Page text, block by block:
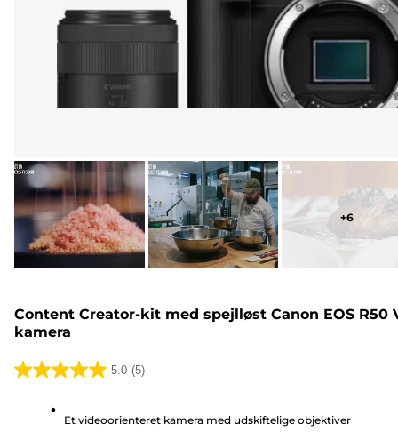
+6
Content Creator-kit med spejlløst Canon EOS R50
kamera
5.0 (5)
5.0
Et videoorienteret kamera med udskiftelige objektiver